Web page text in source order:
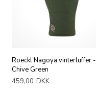
Roeckl Nagoya vinterluffer -
Chive Green
459,00 DKK